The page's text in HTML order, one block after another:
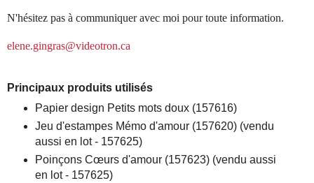
N'hésitez pas à communiquer avec moi pour toute information.
elene.gingras@videotron.ca
Principaux produits utilisés
Papier design Petits mots doux (157616)
Jeu d'estampes Mémo d'amour (157620) (vendu
aussi en lot - 157625)
Poinçons Cœurs d'amour (157623) (vendu aussi
en lot - 157625)